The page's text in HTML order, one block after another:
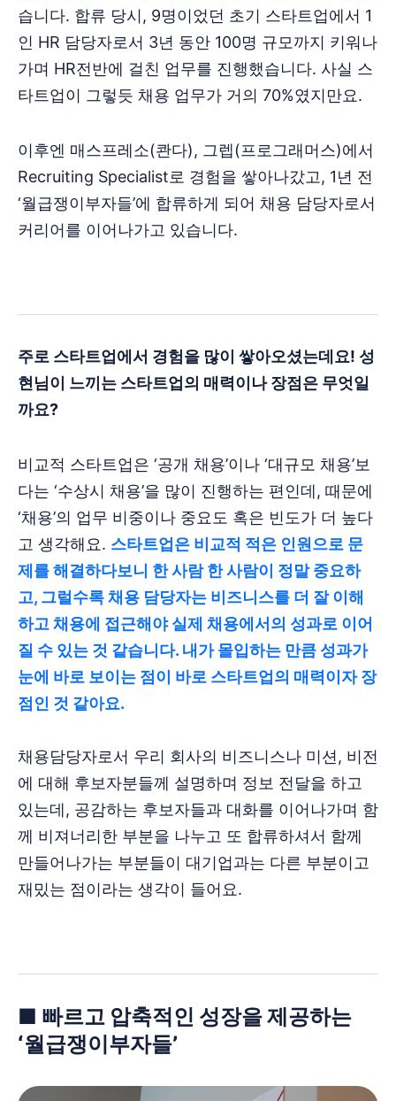
습니다. 합류 당시, 9명이었던 초기 스타트업에서 1
인 HR 담당자로서 3년 동안 100명 규모까지 키워나
가며 HR전반에 걸친 업무를 진행했습니다. 사실 스
타트업이 그렇듯 채용 업무가 거의 70%였지만요.
이후엔 매스프레소(콴다), 그렙(프로그래머스)에서
Recruiting Specialist로 경험을 쌓아나갔고, 1년 전
‘월급쟁이부자들’에 합류하게 되어 채용 담당자로서
커리어를 이어나가고 있습니다.
주로 스타트업에서 경험을 많이 쌓아오셨는데요! 성
현님이 느끼는 스타트업의 매력이나 장점은 무엇일
까요?
비교적 스타트업은 ‘공개 채용’이나 ‘대규모 채용’보
다는 ‘수상시 채용’을 많이 진행하는 편인데, 때문에
‘채용’의 업무 비중이나 중요도 혹은 빈도가 더 높다
고 생각해요. 스타트업은 비교적 적은 인원으로 문
제를 해결하다보니 한 사람 한 사람이 정말 중요하
고, 그럴수록 채용 담당자는 비즈니스를 더 잘 이해
하고 채용에 접근해야 실제 채용에서의 성과로 이어
질 수 있는 것 같습니다. 내가 몰입하는 만큼 성과가
눈에 바로 보이는 점이 바로 스타트업의 매력이자 장
점인 것 같아요.
채용담당자로서 우리 회사의 비즈니스나 미션, 비전
에 대해 후보자분들께 설명하며 정보 전달을 하고
있는데, 공감하는 후보자들과 대화를 이어나가며 함
께 비져너리한 부분을 나누고 또 합류하셔서 함께
만들어나가는 부분들이 대기업과는 다른 부분이고
재밌는 점이라는 생각이 들어요.
■ 빠르고 압축적인 성장을 제공하는
‘월급쟁이부자들’